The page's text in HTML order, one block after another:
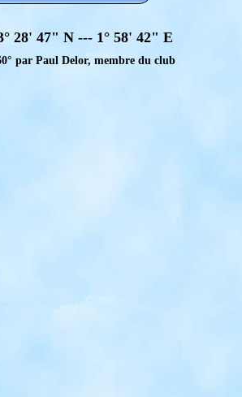
28' 47" N --- 1° 58' 42" E
par Paul Delor, membre du club